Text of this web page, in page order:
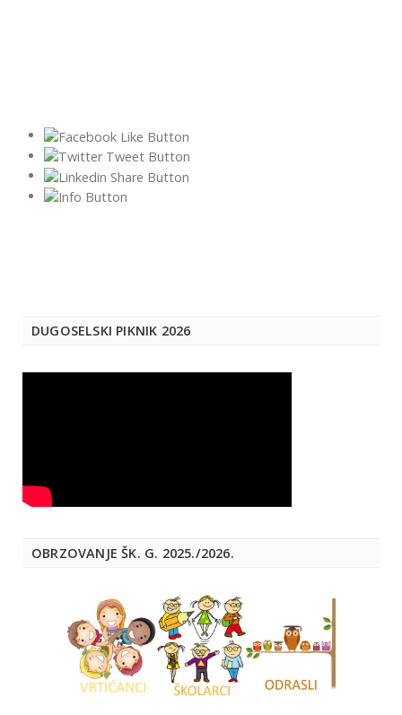
DUGOSELSKI PIKNIK 2026
OBRZOVANJE ŠK. G. 2025./2026.